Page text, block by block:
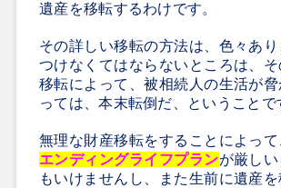
遺産を移転するわけです。
その詳しい移転の方法は、色々あ
つけなくてはならないところは、
移転によって、被相続人の生活が脅
っては、本末転倒だ、ということで
無理な財産移転をすることによって
エンディングライフプランが厳し
もいけませんし、また生前に遺産